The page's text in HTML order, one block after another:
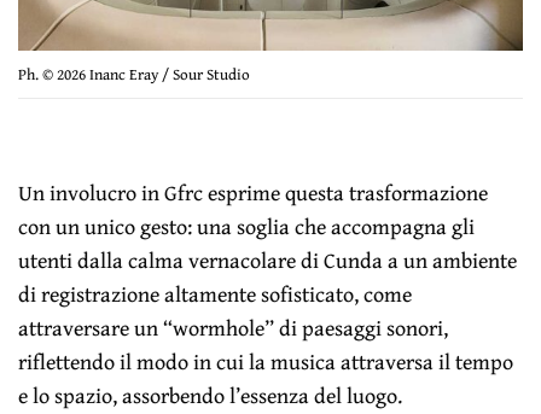
Ph. © 2026 Inanc Eray / Sour Studio
Un involucro in Gfrc esprime questa trasformazione
con un unico gesto: una soglia che accompagna gli
utenti dalla calma vernacolare di Cunda a un ambiente
di registrazione altamente sofisticato, come
attraversare un “wormhole” di paesaggi sonori,
riflettendo il modo in cui la musica attraversa il tempo
e lo spazio, assorbendo l’essenza del luogo.